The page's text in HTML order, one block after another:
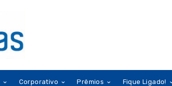
Corporativo Prêmios Fique Ligado!